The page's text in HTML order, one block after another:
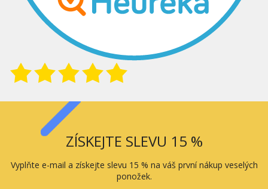
ZÍSKEJTE SLEVU 15 %
Vyplňte e-mail a získejte slevu 15 % na váš první nákup veselých
ponožek.